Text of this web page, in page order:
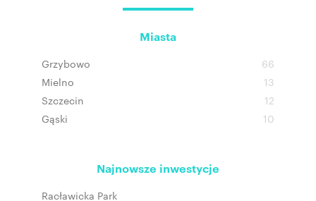
Miasta
Grzybowo
66
Mielno
13
Szczecin
12
Gąski
10
Najnowsze inwestycje
Racławicka Park